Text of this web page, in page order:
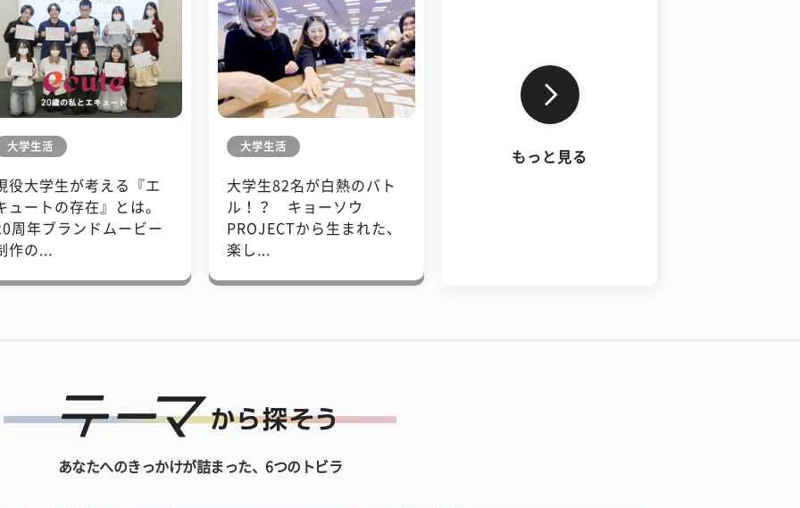
大学生活
役大学生が考える『エ
ュートの存在』とは。
周年ブランドムービー
作の...
大学生活
大学生82名が白熱のバト
ル！？ キョーソウ
PROJECTから生まれた、
楽し...
もっと見る
あなたへのきっかけが詰まった、6つのトビラ